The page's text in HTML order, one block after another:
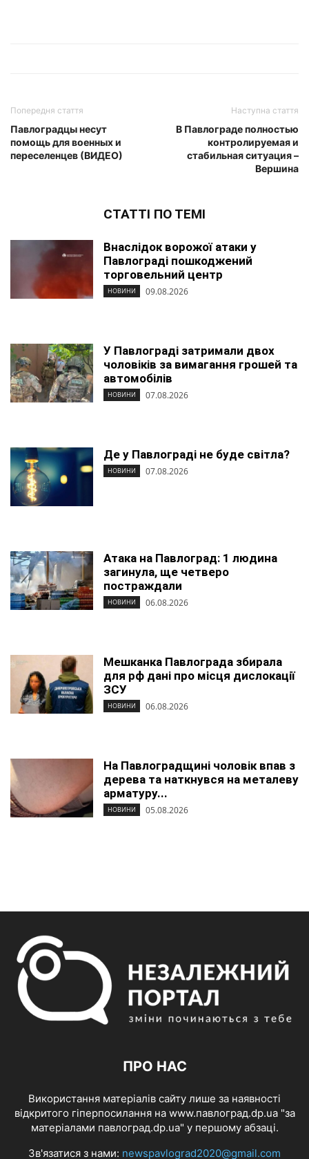
Попередня стаття
Павлоградцы несут
помощь для военных и
переселенцев (ВИДЕО)
Наступна стаття
В Павлограде полностью
контролируемая и
стабильная ситуация –
Вершина
СТАТТІ ПО ТЕМІ
Внаслідок ворожої атаки у
Павлограді пошкоджений
торговельний центр
НОВИНИ 09.08.2026
У Павлограді затримали двох
чоловіків за вимагання грошей та
автомобілів
НОВИНИ 07.08.2026
Де у Павлограді не буде світла?
НОВИНИ 07.08.2026
Атака на Павлоград: 1 людина
загинула, ще четверо
постраждали
НОВИНИ 06.08.2026
Мешканка Павлограда збирала
для рф дані про місця дислокації
ЗСУ
НОВИНИ 06.08.2026
На Павлоградщині чоловік впав з
дерева та наткнувся на металеву
арматуру...
НОВИНИ 05.08.2026
ПРО НАС
Використання матеріалів сайту лише за наявності
відкритого гіперпосилання на www.павлоград.dp.ua "за
матеріалами павлоград.dp.ua" у першому абзаці.
Зв'язатися з нами: newspavlograd2020@gmail.com